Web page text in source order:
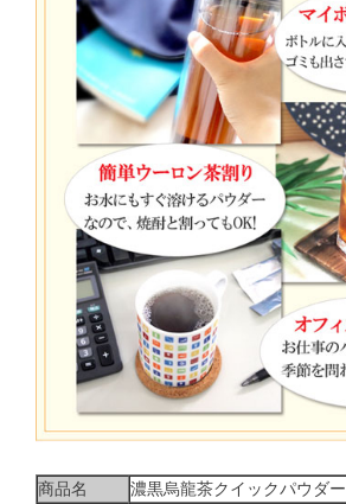
商品名 濃黒烏龍茶クイックパウダー